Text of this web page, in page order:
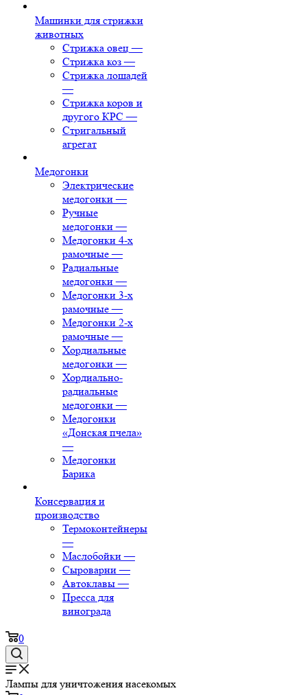
Машинки для стрижки
животных
Стрижка овец —
Стрижка коз —
Стрижка лошадей
—
Стрижка коров и
другого КРС —
Стригальный
агрегат
Медогонки
Электрические
медогонки —
Ручные
медогонки —
Медогонки 4-х
рамочные —
Радиальные
медогонки —
Медогонки 3-х
рамочные —
Медогонки 2-х
рамочные —
Хордиальные
медогонки —
Хордиально-
радиальные
медогонки —
Медогонки
«Донская пчела»
—
Медогонки
Барика
Консервация и
производство
Термоконтейнеры
—
Маслобойки —
Сыроварни —
Автоклавы —
Пресса для
винограда
0
Лампы для уничтожения насекомых